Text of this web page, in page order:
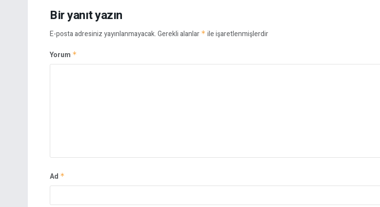
Bir yanıt yazın
E-posta adresiniz yayınlanmayacak.Gerekli alanlar * ile işaretlenmişlerdir
Yorum *
Ad *